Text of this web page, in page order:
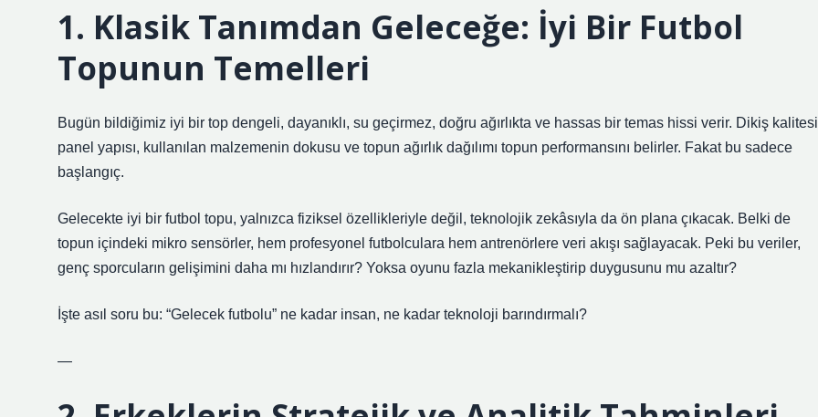
1. Klasik Tanımdan Geleceğe: İyi Bir Futbol
Topunun Temelleri
Bugün bildiğimiz iyi bir top dengeli, dayanıklı, su geçirmez, doğru ağırlıkta ve hassas bir temas hissi verir. Dikiş
panel yapısı, kullanılan malzemenin dokusu ve topun ağırlık dağılımı topun performansını belirler. Fakat bu sadece
başlangıç.
Gelecekte iyi bir futbol topu, yalnızca fiziksel özellikleriyle değil, teknolojik zekâsıyla da ön plana çıkacak. Belki de
topun içindeki mikro sensörler, hem profesyonel futbolculara hem antrenörlere veri akışı sağlayacak. Peki bu veriler,
genç sporcuların gelişimini daha mı hızlandırır? Yoksa oyunu fazla mekanikleştirip duygusunu mu azaltır?
İşte asıl soru bu: “Gelecek futbolu” ne kadar insan, ne kadar teknoloji barındırmalı?
—